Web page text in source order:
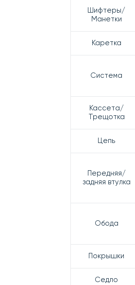
Шифтеры/
Манетки
Каретка
Система
Кассета/
Трещотка
Цепь
Передняя/
задняя втулка
Обода
Покрышки
Седло